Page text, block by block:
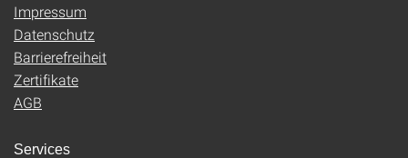
Impressum
Datenschutz
Barrierefreiheit
Zertifikate
AGB
Services